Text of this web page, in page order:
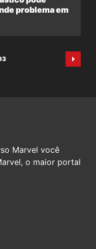
problema em
Marvel você
o maior portal